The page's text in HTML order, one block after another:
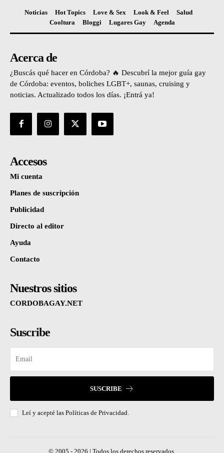
Noticias Hot Topics Love & Sex Look & Feel
Salud
Cooltura
Bloggi Lugares Gay Agenda
Acerca de
¿Buscás qué hacer en Córdoba? 🔥 Descubrí la mejor guía gay
de Córdoba: eventos, boliches LGBT+, saunas, cruising y
noticias. Actualizado todos los días. ¡Entrá ya!
Accesos
Mi cuenta
Planes de suscripción
Publicidad
Directo al editor
Ayuda
Contacto
Nuestros sitios
CORDOBAGAY.NET
Suscribe
SUSCRIBE
Leí y acepté las Políticas de Privacidad.
© 2005 - 2026 | Todos los derechos reservados.